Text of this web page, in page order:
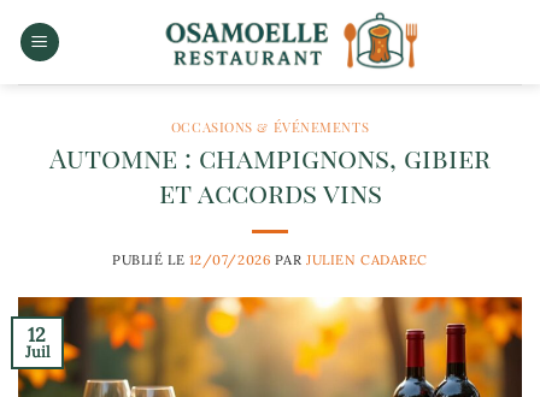
OCCASIONS & ÉVÉNEMENTS
Automne : champignons, gibier
et accords vins
PUBLIÉ LE 12/07/2026 PAR JULIEN CADAREC
12
Juil